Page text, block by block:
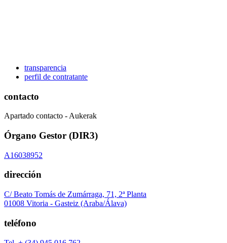
transparencia
perfil de contratante
contacto
Apartado contacto - Aukerak
Órgano Gestor (DIR3)
A16038952
dirección
C/ Beato Tomás de Zumárraga, 71, 2ª Planta
01008 Vitoria - Gasteiz (Araba/Álava)
teléfono